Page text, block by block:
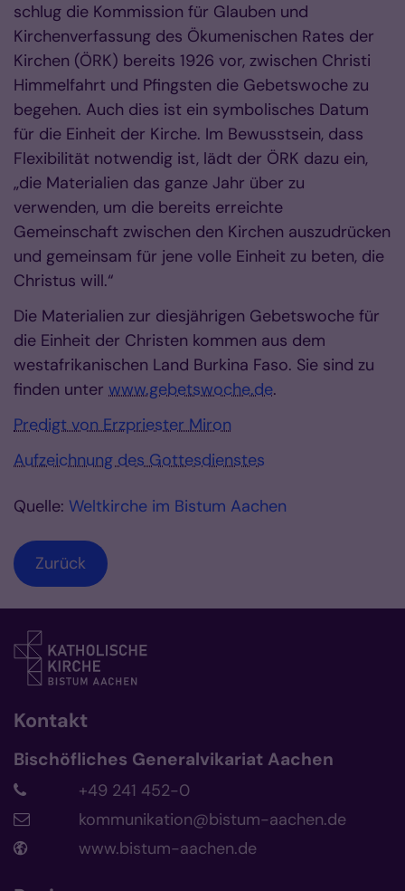
schlug die Kommission für Glauben und
Kirchenverfassung des Ökumenischen Rates der
Kirchen (ÖRK) bereits 1926 vor, zwischen Christi
Himmelfahrt und Pfingsten die Gebetswoche zu
begehen. Auch dies ist ein symbolisches Datum
für die Einheit der Kirche. Im Bewusstsein, dass
Flexibilität notwendig ist, lädt der ÖRK dazu ein,
„die Materialien das ganze Jahr über zu
verwenden, um die bereits erreichte
Gemeinschaft zwischen den Kirchen auszudrücken
und gemeinsam für jene volle Einheit zu beten, die
Christus will.“
Die Materialien zur diesjährigen Gebetswoche für
die Einheit der Christen kommen aus dem
westafrikanischen Land Burkina Faso. Sie sind zu
finden unter www.gebetswoche.de.
Predigt von Erzpriester Miron
Aufzeichnung des Gottesdienstes
Quelle: Weltkirche im Bistum Aachen
Zurück
Kontakt
Bischöfliches Generalvikariat Aachen
+49 241 452-0
kommunikation@bistum-aachen.de
www.bistum-aachen.de